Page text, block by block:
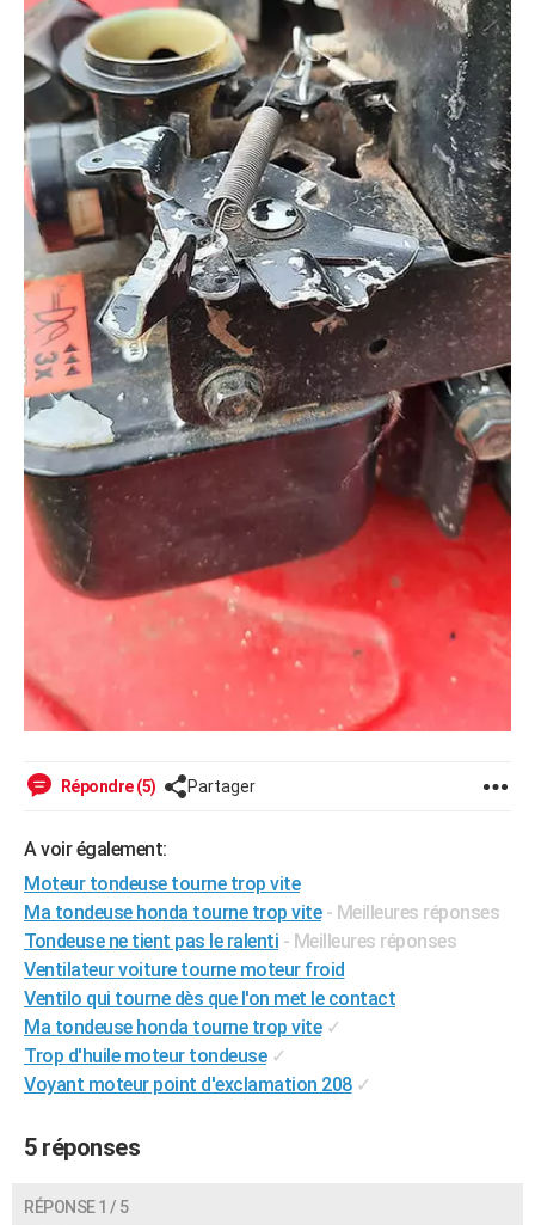
Répondre (5) Partager
A voir également:
Moteur tondeuse tourne trop vite
Ma tondeuse honda tourne trop vite - Meilleures réponses
Tondeuse ne tient pas le ralenti - Meilleures réponses
Ventilateur voiture tourne moteur froid
Ventilo qui tourne dès que l'on met le contact
Ma tondeuse honda tourne trop vite ✓
Trop d'huile moteur tondeuse ✓
Voyant moteur point d'exclamation 208 ✓
5 réponses
RÉPONSE 1 / 5